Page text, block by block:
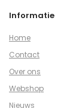
Informatie
Home
Contact
Over ons
Webshop
Nieuws